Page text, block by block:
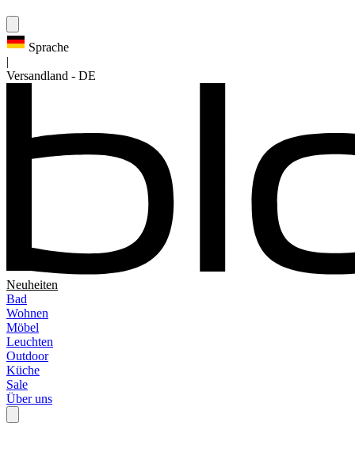
Sprache
Versandland - DE
Neuheiten
Bad
Wohnen
Möbel
Leuchten
Outdoor
Küche
Sale
Über uns